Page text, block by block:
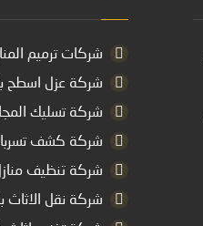
شركات ترميم
شركة عزل اسطح
شركة تسليك
شركة كشف تسربات
شركة تنظيف
شركة نقل الاثاث